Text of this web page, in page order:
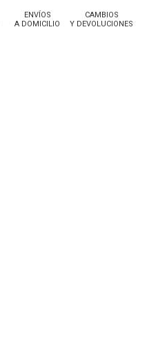
ENVÍOS
A DOMICILIO
CAMBIOS
Y DEVOLUCIONES